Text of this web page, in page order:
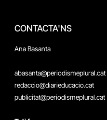
CONTACTA'NS
Ana Basanta
abasanta@periodismeplural.cat
redaccio@diarieducacio.cat
publicitat@periodismeplural.cat